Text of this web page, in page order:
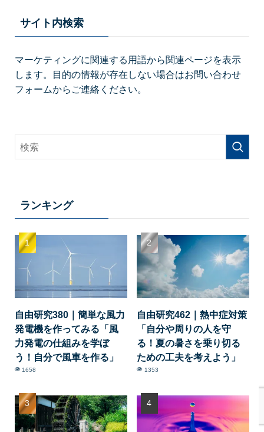
サイト内検索
マーケティングに関連する用語から関連ページを表示
します。目的の情報が存在しない場合はお問い合わせ
フォームからご連絡ください。
ランキング
自由研究380｜簡単な風力
発電機を作ってみる「風
力発電の仕組みを学ぼ
う！自分で風車を作る」
1658
自由研究462｜熱中症対策
「自分や周りの人を守
る！夏の暑さを乗り切る
ための工夫を考えよう」
1353